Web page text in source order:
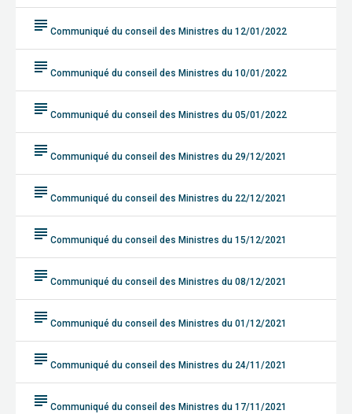
subject Communiqué du conseil des Ministres du 12/01/2022
subject Communiqué du conseil des Ministres du 10/01/2022
subject Communiqué du conseil des Ministres du 05/01/2022
subject Communiqué du conseil des Ministres du 29/12/2021
subject Communiqué du conseil des Ministres du 22/12/2021
subject Communiqué du conseil des Ministres du 15/12/2021
subject Communiqué du conseil des Ministres du 08/12/2021
subject Communiqué du conseil des Ministres du 01/12/2021
subject Communiqué du conseil des Ministres du 24/11/2021
subject Communiqué du conseil des Ministres du 17/11/2021